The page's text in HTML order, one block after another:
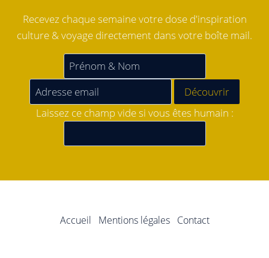
Recevez chaque semaine votre dose d'inspiration
culture & voyage directement dans votre boîte mail.
Laissez ce champ vide si vous êtes humain :
Accueil Mentions légales Contact